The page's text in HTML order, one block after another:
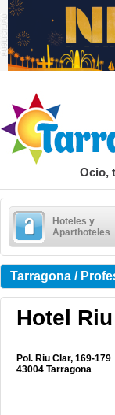
Ocio,
Hoteles y
Aparthoteles
Tarragona /
Hotel
Pol. Riu Clar, 169-179
43004 Tarragona